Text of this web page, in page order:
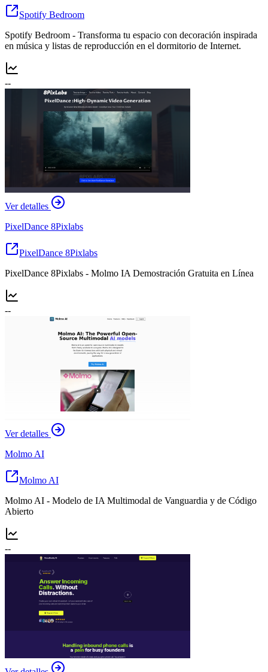
Spotify Bedroom
Spotify Bedroom - Transforma tu espacio con decoración inspirada
en música y listas de reproducción en el dormitorio de Internet.
--
Ver detalles
PixelDance 8Pixlabs
PixelDance 8Pixlabs
PixelDance 8Pixlabs - Molmo IA Demostración Gratuita en Línea
--
Ver detalles
Molmo AI
Molmo AI
Molmo AI - Modelo de IA Multimodal de Vanguardia y de Código
Abierto
--